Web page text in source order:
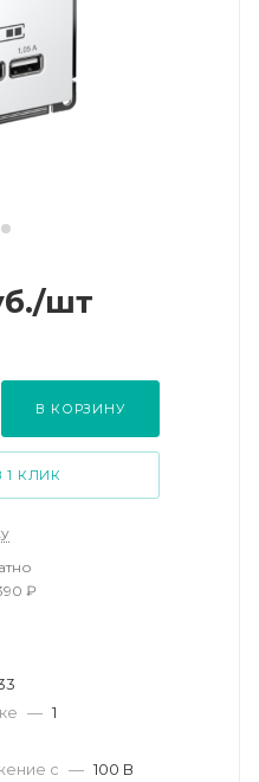
/шт
В КОРЗИНУ
1 КЛИК
₽
— 1
с — 100 В